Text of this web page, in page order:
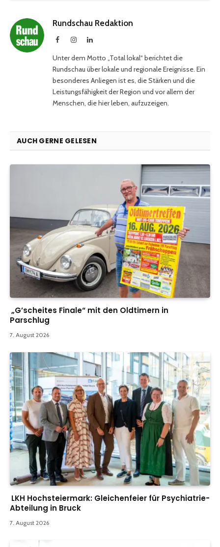
Rundschau Redaktion
FacebookInstagramLinkedIn
Unter dem Motto „Total lokal“ berichtet die
Rundschau über lokale und regionale Ereignisse. Ein
besonderes Anliegen ist es, die Stärken und die
Leistungsfähigkeit der Region und vor allem der
Menschen, die hier leben, aufzuzeigen.
AUCH GERNE GELESEN
„G’scheites Finale“ mit den Oldtimern in
Parschlug
7. August 2026
LKH Hochsteiermark: Gleichenfeier für Psychiatrie-
Abteilung in Bruck
7. August 2026